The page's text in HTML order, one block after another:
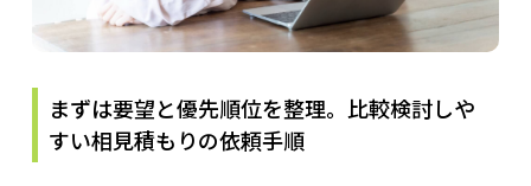
まずは要望と優先順位を整理。比較検討しや
すい相見積もりの依頼手順